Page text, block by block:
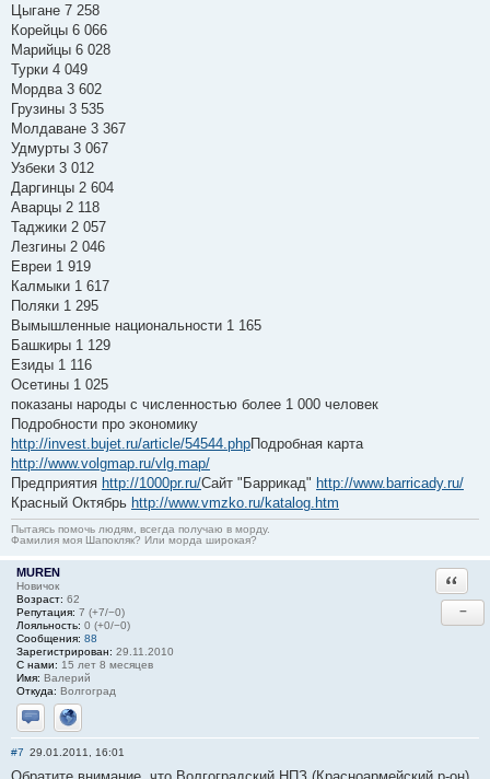
Цыгане 7 258
Корейцы 6 066
Марийцы 6 028
Турки 4 049
Мордва 3 602
Грузины 3 535
Молдаване 3 367
Удмурты 3 067
Узбеки 3 012
Даргинцы 2 604
Аварцы 2 118
Таджики 2 057
Лезгины 2 046
Евреи 1 919
Калмыки 1 617
Поляки 1 295
Вымышленные национальности 1 165
Башкиры 1 129
Езиды 1 116
Осетины 1 025
показаны народы c численностью более 1 000 человек
Подробности про экономику
http://invest.bujet.ru/article/54544.phpПодробная карта
http://www.volgmap.ru/vlg.map/
Предприятия http://1000pr.ru/Сайт "Баррикад" http://www.barricady.ru/
Красный Октябрь http://www.vmzko.ru/katalog.htm
Пытаясь помочь людям, всегда получаю в морду.
Фамилия моя Шапокляк? Или морда широкая?
MUREN
Новичок
Возраст: 62
Репутация: 7 (+7/−0)
Лояльность: 0 (+0/−0)
Сообщения: 88
Зарегистрирован: 29.11.2010
С нами: 15 лет 8 месяцев
Имя: Валерий
Откуда: Волгоград
Отправить личное сообщение
Сайт
−
#7 29.01.2011, 16:01